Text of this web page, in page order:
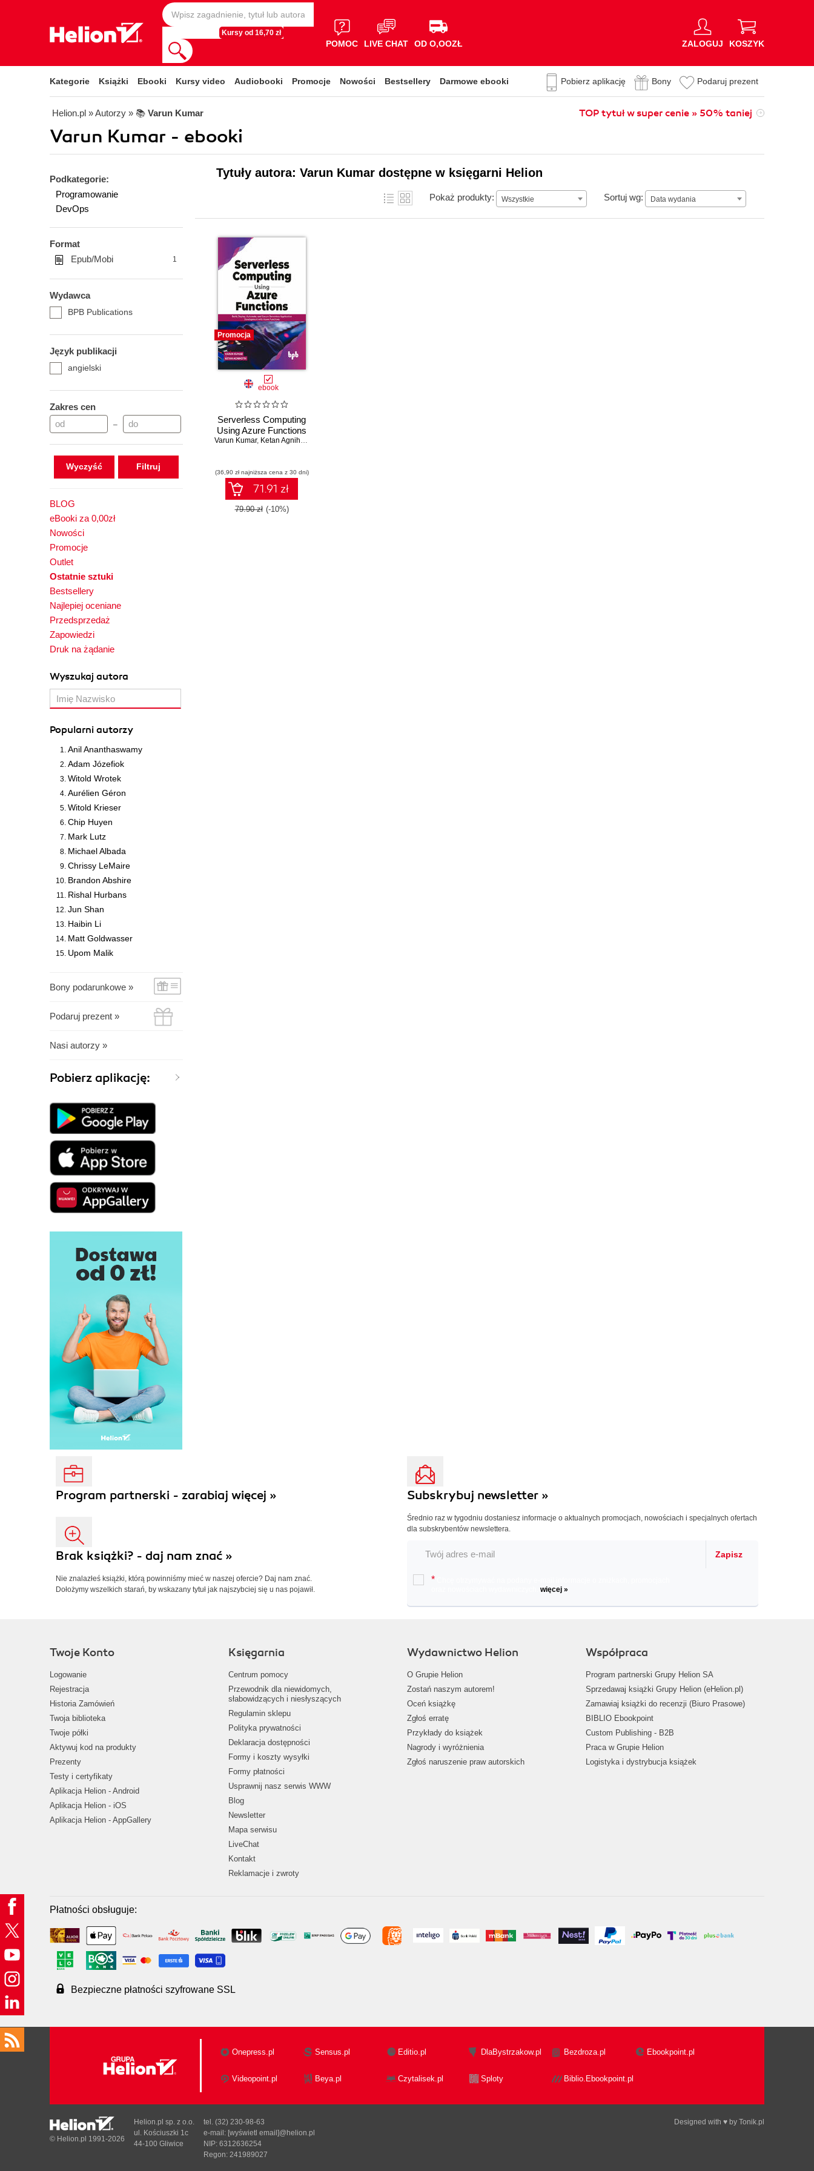
Kursy od 16,70 zł
POMOC LIVE CHAT OD O,OOZŁ ZALOGUJ KOSZYK
Kategorie Książki Ebooki Kursy video Audiobooki Promocje Nowości Bestsellery Darmowe ebooki Pobierz aplikację Bony Podaruj prezent
Helion.pl » Autorzy » 📚 Varun Kumar TOP tytuł w super cenie » 50% taniej
Varun Kumar - ebooki
Podkategorie:
Programowanie
DevOps
Format
Epub/Mobi
1
Wydawca
BPB Publications
Język publikacji
angielski
Zakres cen
–
Wyczyść
BLOG
eBooki za 0,00zł
Nowości
Promocje
Outlet
Ostatnie sztuki
Bestsellery
Najlepiej oceniane
Przedsprzedaż
Zapowiedzi
Druk na żądanie
Wyszukaj autora
Popularni autorzy
Anil Ananthaswamy
Adam Józefiok
Witold Wrotek
Aurélien Géron
Witold Krieser
Chip Huyen
Mark Lutz
Michael Albada
Chrissy LeMaire
Brandon Abshire
Rishal Hurbans
Jun Shan
Haibin Li
Matt Goldwasser
Upom Malik
Bony podarunkowe »
Podaruj prezent »
Nasi autorzy »
Pobierz aplikację:
Tytuły autora: Varun Kumar dostępne w księgarni Helion
Pokaż produkty: Wszystkie Sortuj wg: Data wydania
Data wydania
Promocja
ebook
Serverless Computing
Using Azure Functions
Varun Kumar, Ketan Agnihotri
(36,90 zł najniższa cena z 30 dni)
71.91 zł
79.90 zł (-10%)
Program partnerski - zarabiaj więcej »
Brak książki? - daj nam znać »
Nie znalazłeś książki, którą powinniśmy mieć w naszej ofercie? Daj nam znać.
Dołożymy wszelkich starań, by wskazany tytuł jak najszybciej się u nas pojawił.
Subskrybuj newsletter »
Średnio raz w tygodniu dostaniesz informacje o aktualnych promocjach, nowościach i specjalnych ofertach
dla subskrybentów newslettera.
Zapisz
*
więcej »
Twoje Konto
Logowanie
Rejestracja
Historia Zamówień
Twoja biblioteka
Twoje półki
Aktywuj kod na produkty
Prezenty
Testy i certyfikaty
Aplikacja Helion - Android
Aplikacja Helion - iOS
Aplikacja Helion - AppGallery
Księgarnia
Centrum pomocy
Przewodnik dla niewidomych,
słabowidzących i niesłyszących
Regulamin sklepu
Polityka prywatności
Deklaracja dostępności
Formy i koszty wysyłki
Formy płatności
Usprawnij nasz serwis WWW
Blog
Newsletter
Mapa serwisu
LiveChat
Kontakt
Reklamacje i zwroty
Wydawnictwo Helion
O Grupie Helion
Zostań naszym autorem!
Oceń książkę
Zgłoś erratę
Przykłady do książek
Nagrody i wyróżnienia
Zgłoś naruszenie praw autorskich
Współpraca
Program partnerski Grupy Helion SA
Sprzedawaj książki Grupy Helion (eHelion.pl)
Zamawiaj książki do recenzji (Biuro Prasowe)
BIBLIO Ebookpoint
Custom Publishing - B2B
Praca w Grupie Helion
Logistyka i dystrybucja książek
Płatności obsługuje:
Bezpieczne płatności szyfrowane SSL
Onepress.pl Sensus.pl Editio.pl DlaBystrzakow.pl Bezdroza.pl Ebookpoint.pl
Videopoint.pl Beya.pl Czytalisek.pl Sploty Biblio.Ebookpoint.pl
Designed with ♥ by Tonik.pl
© Helion.pl 1991-2026
Helion.pl sp. z o.o.
ul. Kościuszki 1c
44-100 Gliwice
tel. (32) 230-98-63
e-mail: [wyświetl email]@helion.pl
NIP: 6312636254
Regon: 241989027